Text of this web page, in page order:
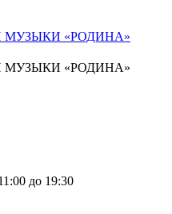
«РОДИНА»
«РОДИНА»
до 19:30